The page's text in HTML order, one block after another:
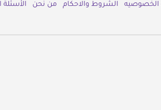
الشروط والاحكام من نحن